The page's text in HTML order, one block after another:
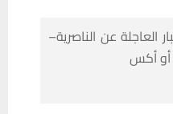
عن الناصرية–
أو أكس